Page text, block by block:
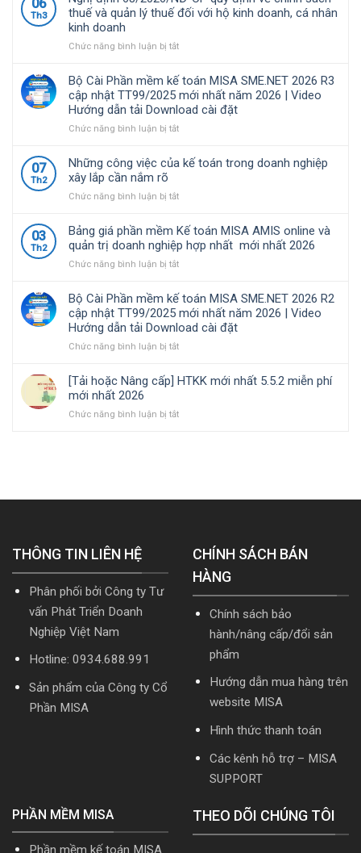
tài
chính
kế
được
nhiều
doanh
nghiệp
Việt
chọ
Phần
mềm
toán
SME.NET
2026
R4.1
cập
nhật
mới
nhất
2026
Video
Hướng
dẫn
tải
cài
06
Th3
thuế và quản lý thuế đối với hộ kinh doanh, cá nhân
kinh doanh
Chức năng bình luận bị tắtở
định
68/2026/NĐ-
CP
quy
định
chính
sách
và
lý
thuế
đối
với
kinh
doanh,
cá
nhân
kinh
Bộ Cài Phần mềm kế toán MISA SME.NET 2026 R3
cập nhật TT99/2025 mới nhất năm 2026 | Video
Hướng dẫn tải Download cài đặt
Chức năng bình luận bị tắtở
Phần
kế
MISA
SME.NET
2026
R3
nhật
TT99/2025
mới
nhất
năm
|
dẫn
07
Th2
Những công việc của kế toán trong doanh nghiệp
xây lắp cần nắm rõ
Chức năng bình luận bị tắtở
công
việc
của
kế
trong
doanh
nghiệp
xây
lắp
nắm
rõ
03
Th2
Bảng giá phần mềm Kế toán MISA AMIS online và
quản trị doanh nghiệp hợp nhất mới nhất 2026
Chức năng bình luận bị tắtở
giá
phần
mềm
Kế
toán
online
quản
Bộ Cài Phần mềm kế toán MISA SME.NET 2026 R2
cập nhật TT99/2025 mới nhất năm 2026 | Video
Hướng dẫn tải Download cài đặt
Chức năng bình luận bị tắtở
Phần
kế
nhất
2026
Download
[Tải hoặc Nâng cấp] HTKK mới nhất 5.5.2 miễn phí
mới nhất 2026
Chức năng bình luận bị tắtở
nhất
THÔNG TIN LIÊN HỆ
Phân phối bởi Công ty Tư
vấn Phát Triển Doanh
Nghiệp Việt Nam
Hotline: 0934.688.991
Sản phẩm của Công ty Cổ
Phần MISA
CHÍNH SÁCH BÁN
HÀNG
Chính sách bảo
hành/nâng cấp/đổi sản
phẩm
Hướng dẫn mua hàng trên
website MISA
Hình thức thanh toán
Các kênh hỗ trợ – MISA
SUPPORT
PHẦN MỀM MISA
Phần mềm kế toán MISA
THEO DÕI CHÚNG TÔI